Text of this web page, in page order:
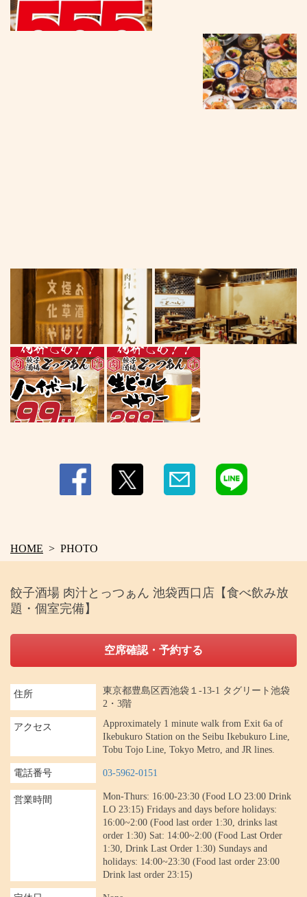
HOME PHOTO
餃子酒場 肉汁とっつぁん 池袋西口店【食べ飲み放
題・個室完備】
空席確認・予約する
住所
東京都豊島区西池袋１-13-1 タグリート池袋
2・3階
アクセス
Approximately 1 minute walk from Exit 6a of
Ikebukuro Station on the Seibu Ikebukuro Line,
Tobu Tojo Line, Tokyo Metro, and JR lines.
電話番号 03-5962-0151
営業時間
Mon-Thurs: 16:00-23:30 (Food LO 23:00 Drink
LO 23:15) Fridays and days before holidays:
16:00~2:00 (Food last order 1:30, drinks last
order 1:30) Sat: 14:00~2:00 (Food Last Order
1:30, Drink Last Order 1:30) Sundays and
holidays: 14:00~23:30 (Food last order 23:00
Drink last order 23:15)